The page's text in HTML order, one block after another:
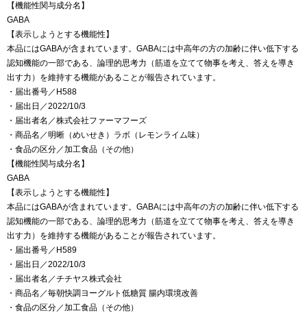
【機能性関与成分名】
GABA
【表示しようとする機能性】
本品にはGABAが含まれています。GABAには中高年の方の加齢に伴い低下する
認知機能の一部である、論理的思考力（筋道を立てて物事を考え、答えを導き
出す力）を維持する機能があることが報告されています。
・届出番号／H588
・届出日／2022/10/3
・届出者名／株式会社ファーマフーズ
・商品名／明晰（めいせき）ラボ（レモンライム味）
・食品の区分／加工食品（その他）
【機能性関与成分名】
GABA
【表示しようとする機能性】
本品にはGABAが含まれています。GABAには中高年の方の加齢に伴い低下する
認知機能の一部である、論理的思考力（筋道を立てて物事を考え、答えを導き
出す力）を維持する機能があることが報告されています。
・届出番号／H589
・届出日／2022/10/3
・届出者名／チチヤス株式会社
・商品名／毎朝快調ヨーグルト低糖質 腸内環境改善
・食品の区分／加工食品（その他）